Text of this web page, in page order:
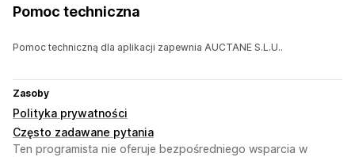
Pomoc techniczna
Pomoc techniczną dla aplikacji zapewnia AUCTANE S.L.U..
Zasoby
Polityka prywatności
Często zadawane pytania
Ten programista nie oferuje bezpośredniego wsparcia w